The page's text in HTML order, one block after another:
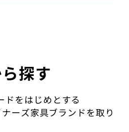
探す
ドをはじめとする
ーズ家具ブランドを取り